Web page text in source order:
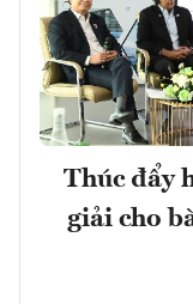
Thúc đẩy
giải cho